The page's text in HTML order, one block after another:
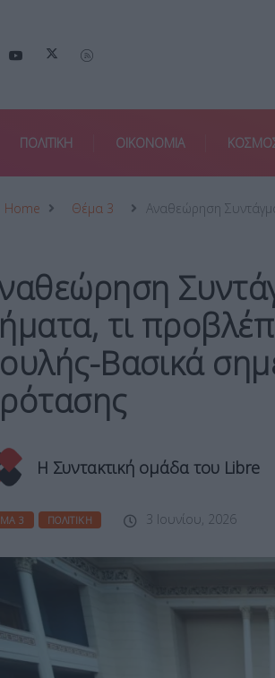
ΠΟΛΙΤΙΚΗ ΟΙΚΟΝΟΜΙΑ
Home Θέμα 3 Αναθεώρηση
τι
Βασικά
Η Συντακτική ομάδα του Libre
3 ΠΟΛΙΤΙΚΉ 3 Ιουνίου, 2026